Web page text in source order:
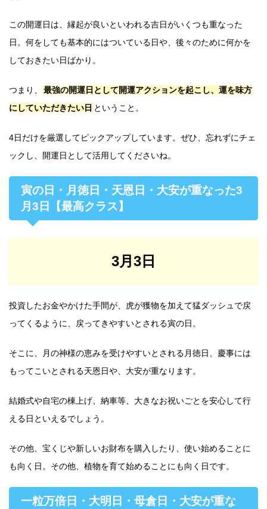
この開運日は、縁起が良いといわれる吉日がいくつも重なった
日。何をしても基本的にはついている日や、後々のために何かを
しておきたい日ばかり。
つまり、
最強の開運日として開運アクションを起こし、運を味方
にしていただきたい日 ということ。
4日だけを厳選してピックアップしています。ぜひ、忘れずにチェ
ックし、開運日として活用してくださいね。
寅の日・月徳日・天恩日・大安が重なった3
月3日【最高クラス】
3月3日
投資したお金やかけた手間が、虎が獲物を加えて猛ダッシュで戻
ってくるように、戻ってきやすいとされる寅の日。
そこに、月の神様の恵みを受けやすいとされる月徳日、慶事には
もってこいとされる天恩日や、大安が重なります。
結婚式や自宅の棟上げ、納車等、大きなお祝いごとを安心して行
える日といえるでしょう。
その他、宝くじや新しいお財布を購入したり、使い始めることに
も向く日。その他、植物を育て始めることにも向く日です。
一粒万倍日・大明日・母倉日・大安が重な